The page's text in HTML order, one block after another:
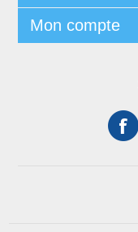
Mon compte